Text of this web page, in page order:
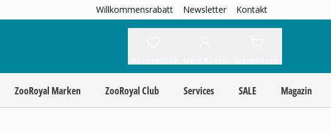
Willkommensrabatt Newsletter Kontakt
ZooRoyal Marken ZooRoyal Club Services SALE Magazin